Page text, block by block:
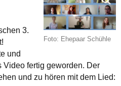
Foto: Ehepaar Schühle
3.
und
Video fertig geworden. Der
und zu hören mit dem Lied: